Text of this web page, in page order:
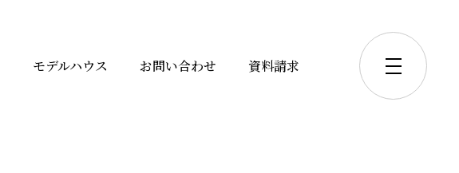
モデルハウス お問い合わせ 資料請求